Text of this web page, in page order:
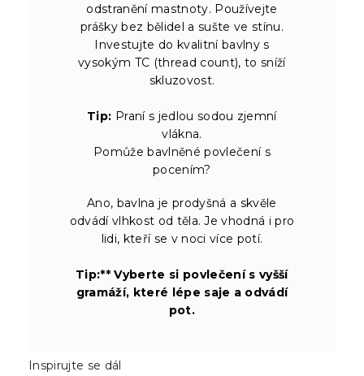
odstranění mastnoty. Používejte
prášky bez bělidel a sušte ve stínu.
Investujte do kvalitní bavlny s
vysokým TC (thread count), to sníží
skluzovost.
Tip: Praní s jedlou sodou zjemní
vlákna.
Pomůže bavlněné povlečení s
pocením?
Ano, bavlna je prodyšná a skvěle
odvádí vlhkost od těla. Je vhodná i pro
lidi, kteří se v noci více potí.
Tip:** Vyberte si povlečení s vyšší
gramáží, které lépe saje a odvádí
pot.
Inspirujte se dál